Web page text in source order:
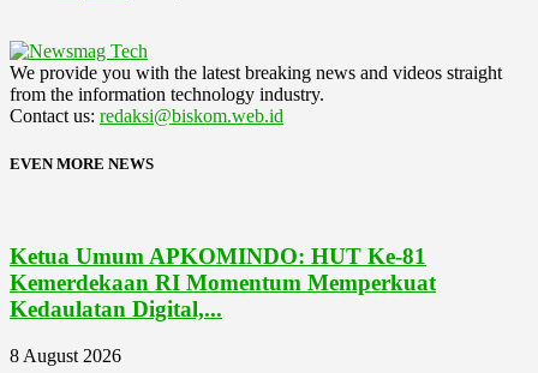
We provide you with the latest breaking news and videos straight
from the information technology industry.
Contact us: redaksi@biskom.web.id
EVEN MORE NEWS
Ketua Umum APKOMINDO: HUT Ke-81
Kemerdekaan RI Momentum Memperkuat
Kedaulatan Digital,...
8 August 2026